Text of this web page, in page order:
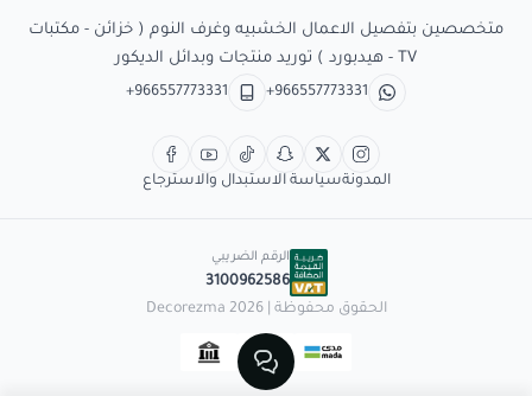
متخصصين بتفصيل الاعمال الخشبيه وغرف النوم ( خزائن - مكتبات
TV - هيدبورد ) توريد منتجات وبدائل الديكور
+966557773331
+966557773331
المدونةسياسة الاستبدال والاسترجاع
الرقم الضريبي
3100962586
الحقوق محفوظة | 2026
Decorezma